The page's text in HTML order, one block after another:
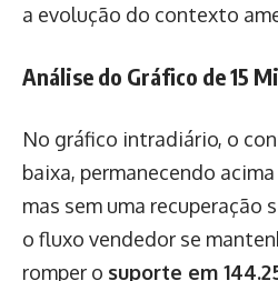
a evolução do contexto
Análise do Gráfico de 15
No gráfico intradiário, o
baixa, permanecendo
mas sem uma recuperação
o fluxo vendedor se
romper o suporte em